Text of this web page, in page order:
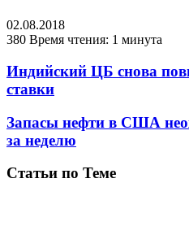
02.08.2018
380 Время чтения: 1 минута
Индийский ЦБ снова
ставки
Запасы нефти в США
за неделю
Статьи по Теме